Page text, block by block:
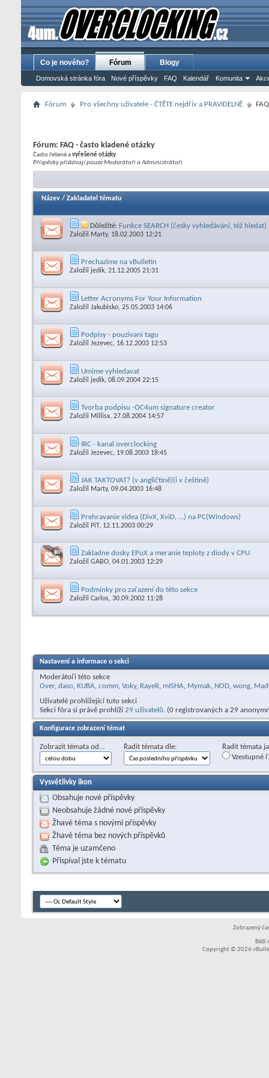
Co je nového? Fórum
Domovská stránka fóra Nové příspěvky FAQ Kalendář Komunita
Blogy
Fórum Pro všechny uživatele - ČTĚTE nejdřív a PRAVIDELNĚ
Fórum: FAQ - často kladené otázky
Často řešené avyřešené otázky
Příspěvky přidávají pouze Moderátoři a Administrátoři
Název / Zakladatel tématu
Důležité: Funkce SEARCH (česky vyhledávání, též hledat)
Založil Marty, 18.02.2003 12:21
Prechazime na vBulletin
Založil jedik, 21.12.2005 21:31
Letter Acronyms For Your Information
Založil Jakubisko, 25.05.2003 14:06
Podpisy - pouzivani tagu
Založil Jezevec, 16.12.2003 12:53
Umime vyhledavat
Založil jedik, 08.09.2004 22:15
Tvorba podpisu -OC4um signature creator
Založil Millisx, 27.08.2004 14:57
IRC - kanal overclocking
Založil Jezevec, 19.08.2003 18:45
JAK TAKTOVAT? (v angličtině)(i v češtině)
Založil Marty, 09.04.2003 16:48
Prehravanie videa (DivX, XviD, ...) na PC(Windows)
Založil PiT, 12.11.2003 00:29
Zakladne dosky EPoX a meranie teploty z diody v CPU
Založil GABO, 04.01.2003 12:29
Podmínky pro zařazení do této sekce
Založil Carlos, 30.09.2002 11:28
Nastavení a informace o sekci
Moderátoři této sekce
Over, daso, KUBA, comm, Voky, RayeR, mISHA, Mymak, NOD, wong,
Uživatelé prohlížející tuto sekci
Sekci fóra si právě prohlíží29 uživatelů. (0 registrovaných a 29
Konfigurace zobrazení témat
Zobrazit témata od… Řadit témata dle:
Řadit témata
Vzestupné
Vysvětlivky ikon
Obsahuje nové příspěvky
Neobsahuje žádné nové příspěvky
Žhavé téma s novými příspěvky
Žhavé téma bez nových příspěvků
Téma je uzamčeno
Přispíval jste k tématu
Zobrazený
Běží
Copyright © 2026